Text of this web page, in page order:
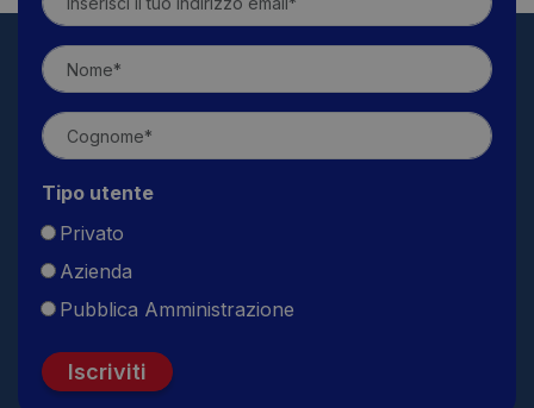
Tipo utente
Privato
Azienda
Pubblica Amministrazione
Iscriviti